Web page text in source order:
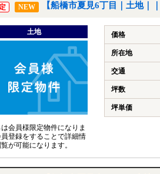
NEW 【船橋市夏見6丁目｜土地｜
土地
会員様限定物件になりま
登録をすることで詳細情
が可能になります。
価格
所在地
交通
坪数
坪単価